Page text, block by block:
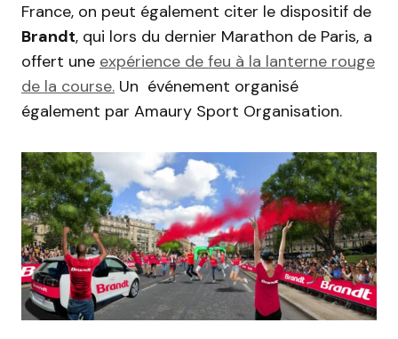
France, on peut également citer le dispositif de
Brandt, qui lors du dernier Marathon de Paris, a
offert une expérience de feu à la lanterne rouge
de la course. Un événement organisé
également par Amaury Sport Organisation.